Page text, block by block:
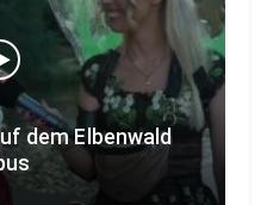
dem Elbenwald